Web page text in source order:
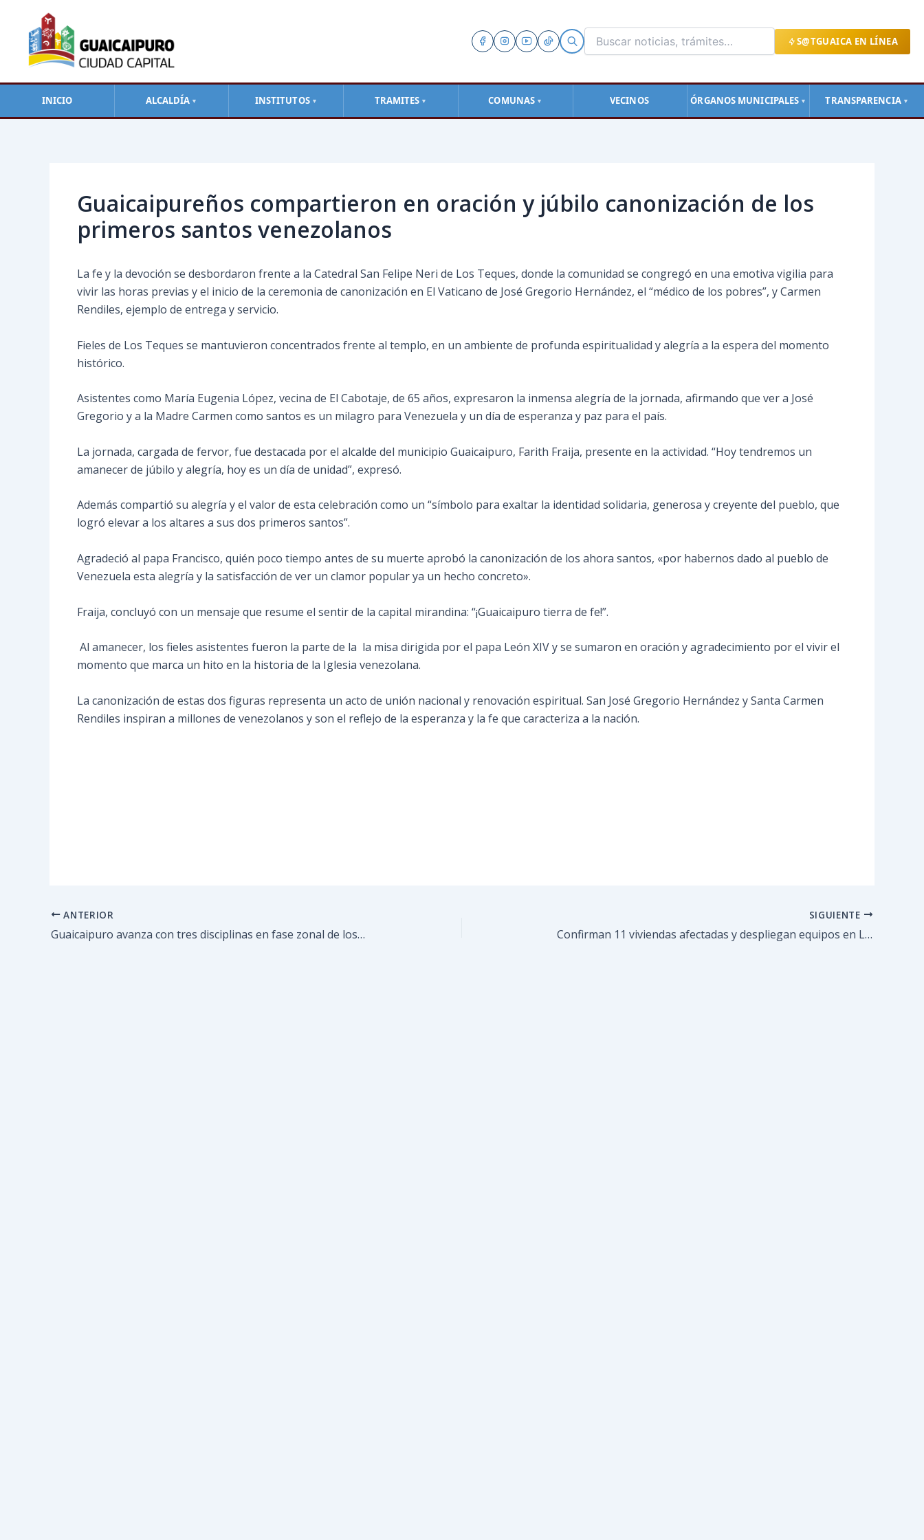
S@TGUAICA EN LÍNEA
INICIO ALCALDÍA ▼ INSTITUTOS ▼ TRAMITES ▼ COMUNAS ▼ VECINOS ÓRGANOS MUNICIPALES ▼ TRANSPARENCIA ▼
contenido
Guaicaipureños compartieron en oración y júbilo canonización de los
primeros santos venezolanos
La fe y la devoción se desbordaron frente a la Catedral San Felipe Neri de Los Teques, donde la comunidad se congregó en una emotiva vigilia para
vivir las horas previas y el inicio de la ceremonia de canonización en El Vaticano de José Gregorio Hernández, el “médico de los pobres”, y Carmen
Rendiles, ejemplo de entrega y servicio.
Fieles de Los Teques se mantuvieron concentrados frente al templo, en un ambiente de profunda espiritualidad y alegría a la espera del momento
histórico.
Asistentes como María Eugenia López, vecina de El Cabotaje, de 65 años, expresaron la inmensa alegría de la jornada, afirmando que ver a José
Gregorio y a la Madre Carmen como santos es un milagro para Venezuela y un día de esperanza y paz para el país.
La jornada, cargada de fervor, fue destacada por el alcalde del municipio Guaicaipuro, Farith Fraija, presente en la actividad. “Hoy tendremos un
amanecer de júbilo y alegría, hoy es un día de unidad”, expresó.
Además compartió su alegría y el valor de esta celebración como un “símbolo para exaltar la identidad solidaria, generosa y creyente del pueblo, que
logró elevar a los altares a sus dos primeros santos”.
Agradeció al papa Francisco, quién poco tiempo antes de su muerte aprobó la canonización de los ahora santos, «por habernos dado al pueblo de
Venezuela esta alegría y la satisfacción de ver un clamor popular ya un hecho concreto».
Fraija, concluyó con un mensaje que resume el sentir de la capital mirandina: “¡Guaicaipuro tierra de fe!”.
Al amanecer, los fieles asistentes fueron la parte de la la misa dirigida por el papa León XIV y se sumaron en oración y agradecimiento por el vivir el
momento que marca un hito en la historia de la Iglesia venezolana.
La canonización de estas dos figuras representa un acto de unión nacional y renovación espiritual. San José Gregorio Hernández y Santa Carmen
Rendiles inspiran a millones de venezolanos y son el reflejo de la esperanza y la fe que caracteriza a la nación.
ANTERIOR
Guaicaipuro avanza con tres disciplinas en fase zonal de los Comunales 2025
SIGUIENTE
Confirman 11 viviendas afectadas y despliegan equipos en Los Teques y Paracotos